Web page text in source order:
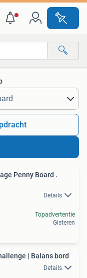
Penny Board .
Details
Topadvertentie
Gisteren
| Balans bord
Details